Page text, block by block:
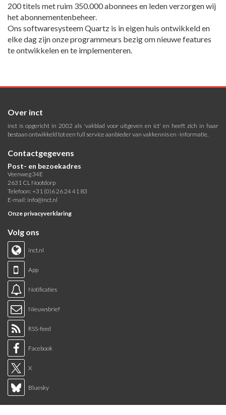
200 titels met ruim 350.000 abonnees en leden verzorgen wij
het abonnementenbeheer.
Ons softwaresysteem Quartz is in eigen huis ontwikkeld en
elke dag zijn onze programmeurs bezig om nieuwe features
te ontwikkelen en te implementeren.
Over inct
inct is opgericht in 2002 als 'vakblad voor uitgeven en ict' en heeft zich in haar
bestaan ontwikkeld tot een full service aanbieder van vakkennis en -informatie.
Contactgegevens
Post- en bezoekadres
Veenweg 34E
2631 CL Nootdorp
Telefoon: +31 (0)6 26 24 41 83
E-mail: info@inct.nl
Onze privacyverklaring
Volg ons
inct.nl
App
Notificaties
Nieuwsbrief
RSS-feed
Facebook
X
Bluesky